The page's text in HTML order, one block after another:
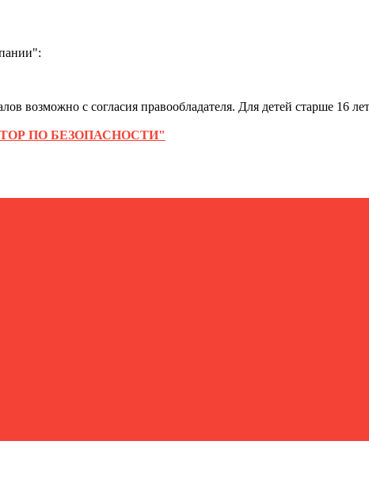
возможно с согласия правообладателя. Для детей старше 16
ПО БЕЗОПАСНОСТИ"